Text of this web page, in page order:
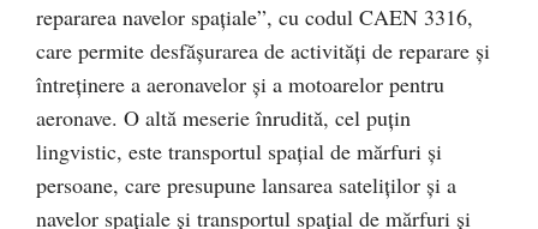
repararea navelor spaţiale”, cu codul CAEN 3316,
care permite desfăşurarea de activităţi de reparare şi
întreţinere a aeronavelor şi a motoarelor pentru
aeronave. O altă meserie înrudită, cel puţin
lingvistic, este transportul spaţial de mărfuri şi
persoane, care presupune lansarea sateliţilor şi a
navelor spaţiale şi transportul spaţial de mărfuri şi